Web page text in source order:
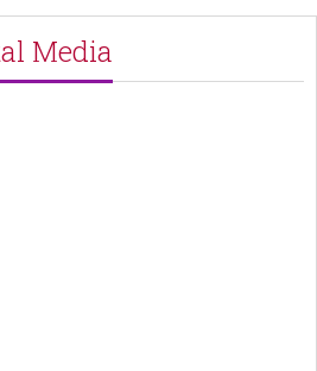
Media